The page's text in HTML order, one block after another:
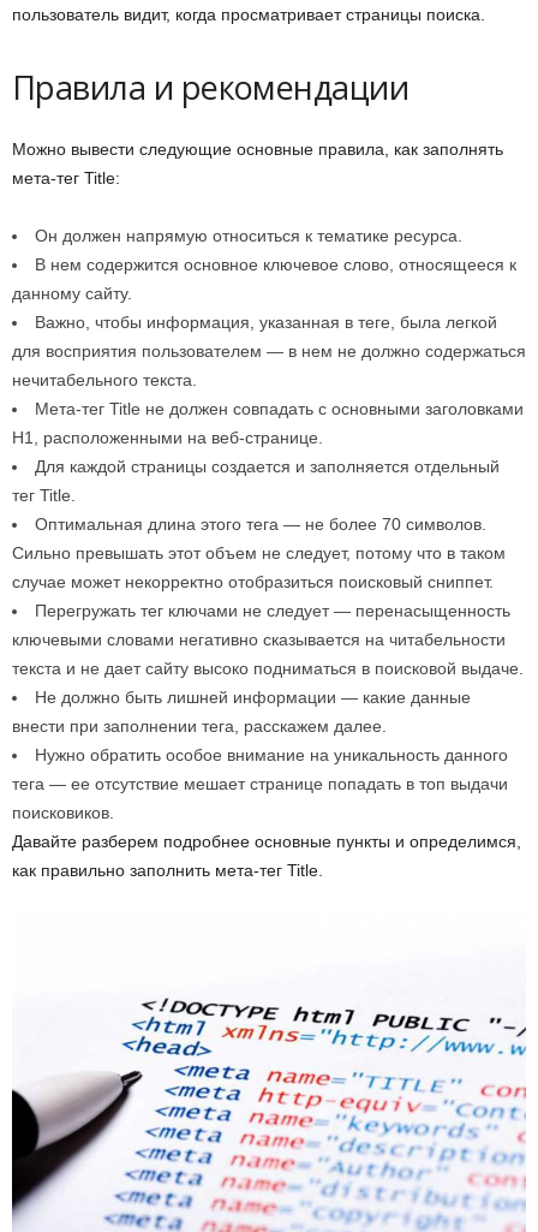
пользователь видит, когда просматривает страницы поиска.
Правила и рекомендации
Можно вывести следующие основные правила, как заполнять
мета-тег Title:
Он должен напрямую относиться к тематике ресурса.
В нем содержится основное ключевое слово, относящееся к
данному сайту.
Важно, чтобы информация, указанная в теге, была легкой
для восприятия пользователем — в нем не должно содержаться
нечитабельного текста.
Мета-тег Title не должен совпадать с основными заголовками
H1, расположенными на веб-странице.
Для каждой страницы создается и заполняется отдельный
тег Title.
Оптимальная длина этого тега — не более 70 символов.
Сильно превышать этот объем не следует, потому что в таком
случае может некорректно отобразиться поисковый сниппет.
Перегружать тег ключами не следует — перенасыщенность
ключевыми словами негативно сказывается на читабельности
текста и не дает сайту высоко подниматься в поисковой выдаче.
Не должно быть лишней информации — какие данные
внести при заполнении тега, расскажем далее.
Нужно обратить особое внимание на уникальность данного
тега — ее отсутствие мешает странице попадать в топ выдачи
поисковиков.
Давайте разберем подробнее основные пункты и определимся,
как правильно заполнить мета-тег Title.